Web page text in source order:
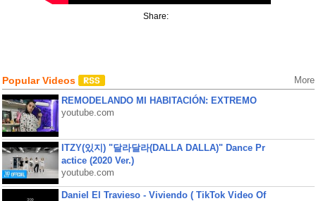
Share:
Popular Videos More
REMODELANDO MI HABITACIÓN: EXTREMO
youtube.com
ITZY(있지) "달라달라(DALLA DALLA)" Dance Pr
actice (2020 Ver.)
youtube.com
Daniel El Travieso - Viviendo ( TikTok Video Of